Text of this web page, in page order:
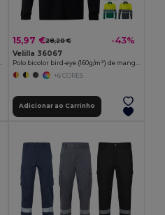
15,97 €28,20 € -43%
Velilla 36067
+6 CORES
Adicionar ao Carrinho